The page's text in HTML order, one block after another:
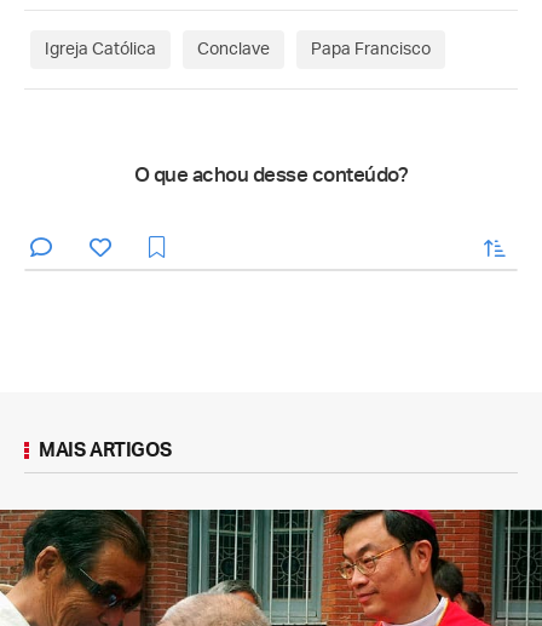
Igreja Católica Conclave Papa Francisco
O que achou desse conteúdo?
enviar
MAIS ARTIGOS